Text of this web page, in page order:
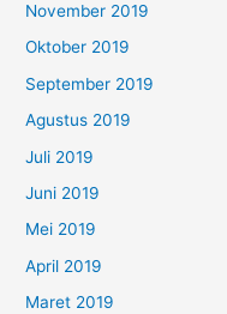
November 2019
Oktober 2019
September 2019
Agustus 2019
Juli 2019
Juni 2019
Mei 2019
April 2019
Maret 2019